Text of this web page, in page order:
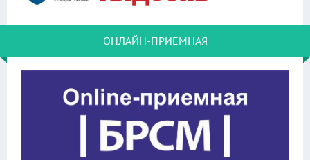
ОНЛАЙН-ПРИЕМНАЯ